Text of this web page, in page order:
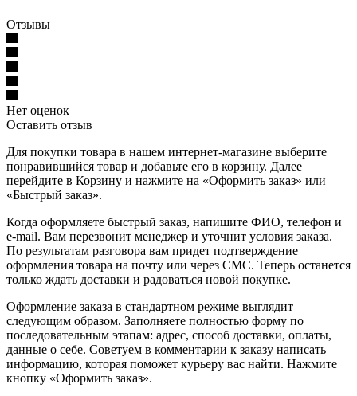
Отзывы
Нет оценок
Оставить отзыв
Для покупки товара в нашем интернет-магазине выберите
понравившийся товар и добавьте его в корзину. Далее
перейдите в Корзину и нажмите на «Оформить заказ» или
«Быстрый заказ».
Когда оформляете быстрый заказ, напишите ФИО, телефон и
e-mail. Вам перезвонит менеджер и уточнит условия заказа.
По результатам разговора вам придет подтверждение
оформления товара на почту или через СМС. Теперь останется
только ждать доставки и радоваться новой покупке.
Оформление заказа в стандартном режиме выглядит
следующим образом. Заполняете полностью форму по
последовательным этапам: адрес, способ доставки, оплаты,
данные о себе. Советуем в комментарии к заказу написать
информацию, которая поможет курьеру вас найти. Нажмите
кнопку «Оформить заказ».